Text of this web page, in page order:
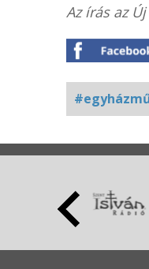
Az írás az
Kapcsolódó
fotógaléria